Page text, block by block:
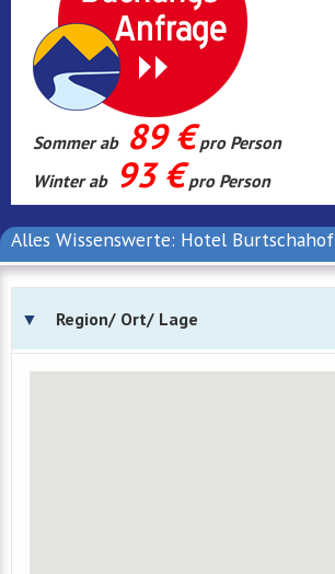
Sommer ab89 € pro Person
Winter ab93 € pro Person
Alles Wissenswerte: Hotel Burtschahof
Region/ Ort/ Lage